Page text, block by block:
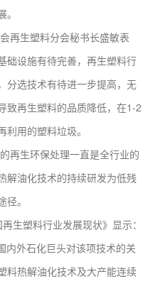
生塑料分会秘书长盛敏表
础设施有待完善，再生塑料行
分选技术有待进一步提高，无
致再生塑料的品质降低，在1-2
用的塑料垃圾。
生环保处理一直是全行业的
解油化技术的持续研发为低残
。
塑料行业发展现状》显示：
内外石化巨头对该项技术的关
料热解油化技术及大产能连续